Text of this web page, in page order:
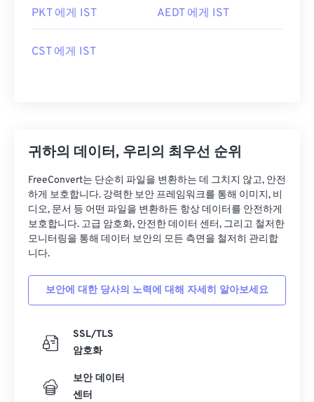
PKT 에게 IST AEDT 에게 IST
CST 에게 IST
귀하의 데이터, 우리의 최우선 순위
FreeConvert는 단순히 파일을 변환하는 데 그치지 않고, 안전
하게 보호합니다. 강력한 보안 프레임워크를 통해 이미지, 비
디오, 문서 등 어떤 파일을 변환하든 항상 데이터를 안전하게
보호합니다. 고급 암호화, 안전한 데이터 센터, 그리고 철저한
모니터링을 통해 데이터 보안의 모든 측면을 철저히 관리합
니다.
보안에 대한 당사의 노력에 대해 자세히 알아보세요
SSL/TLS
암호화
보안 데이터
센터